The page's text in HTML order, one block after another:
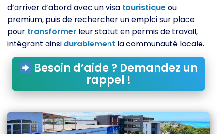
d’arriver d’abord avec un visa touristiqueou
premium, puis de rechercher un emploi sur place
pour transformer leur statut en permis de travail,
intégrant ainsi durablement la communauté locale.
Besoin d’aide ? Demandez un
rappel !